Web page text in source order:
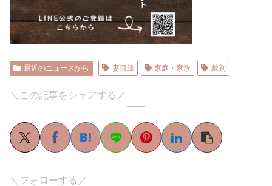
最近のニュースから 妻目線 家庭・家族 裁判
＼この記事をシェアする／
＼フォローする／